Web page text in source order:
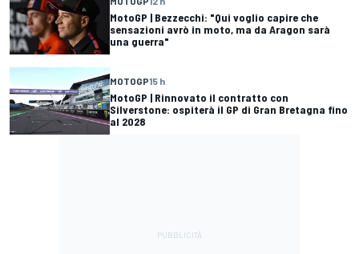
MotoGP | Bezzecchi: "Qui voglio capire che
sensazioni avrò in moto, ma da Aragon sarà
una guerra"
MOTOGP15 h
MotoGP | Rinnovato il contratto con
Silverstone: ospiterà il GP di Gran Bretagna fino
al 2028